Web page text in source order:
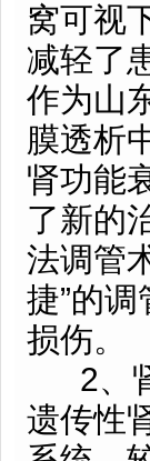
窝可视
减轻了
作为山
膜透析
肾功能
了新的
法调管
捷”的
损伤。
2、
遗传性